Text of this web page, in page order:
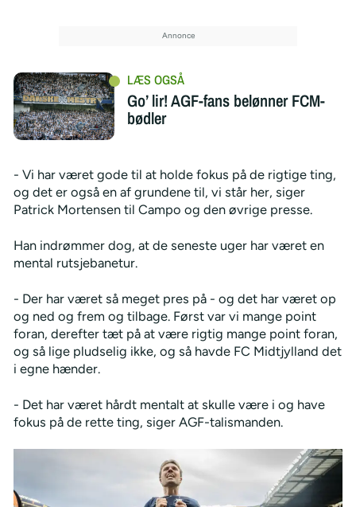
Go’ lir! AGF-fans belønner FCM-
bødler
- Vi har været gode til at holde fokus på de rigtige ting,
og det er også en af grundene til, vi står her, siger
Patrick Mortensen til Campo og den øvrige presse.
Han indrømmer dog, at de seneste uger har været en
mental rutsjebanetur.
- Der har været så meget pres på - og det har været op
og ned og frem og tilbage. Først var vi mange point
foran, derefter tæt på at være rigtig mange point foran,
og så lige pludselig ikke, og så havde FC Midtjylland det
i egne hænder.
- Det har været hårdt mentalt at skulle være i og have
fokus på de rette ting, siger AGF-talismanden.